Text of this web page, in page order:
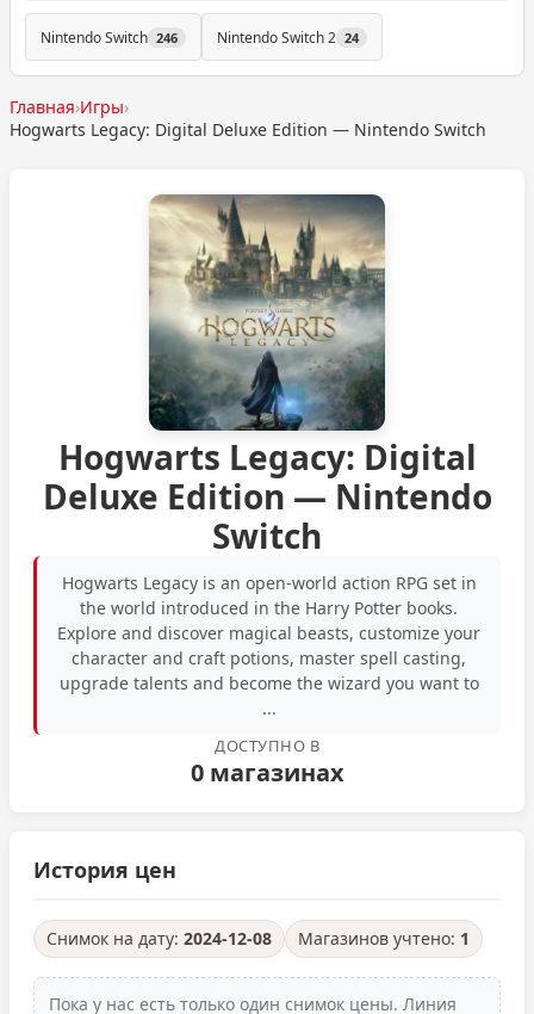
Nintendo Switch 246 Nintendo Switch 2 24
Главная›Игры›
Hogwarts Legacy: Digital Deluxe Edition — Nintendo Switch
Hogwarts Legacy: Digital
Deluxe Edition — Nintendo
Switch
Hogwarts Legacy is an open-world action RPG set in
the world introduced in the Harry Potter books.
Explore and discover magical beasts, customize your
character and craft potions, master spell casting,
upgrade talents and become the wizard you want to
...
ДОСТУПНО В
0 магазинах
История цен
Снимок на дату: 2024-12-08 Магазинов учтено: 1
Пока у нас есть только один снимок цены. Линия